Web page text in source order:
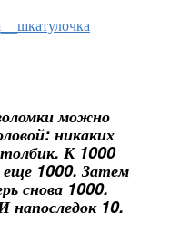
можно
никаких
К 1000
1000. Затем
снова 1000.
напоследок 10.